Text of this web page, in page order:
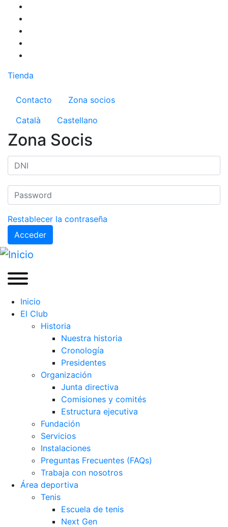
Pasar
contenido
principal
Tienda
Menú del compte d'usuari
Contacto
Zona socios
Català
Castellano
Zona Socis
Restablecer la contraseña
Acceder
Inicio
El Club
Historia
Nuestra historia
Cronología
Presidentes
Organización
Junta directiva
Comisiones y comités
Estructura ejecutiva
Fundación
Servicios
Instalaciones
Preguntas Frecuentes (FAQs)
Trabaja con nosotros
Área deportiva
Tenis
Escuela de tenis
Next Gen